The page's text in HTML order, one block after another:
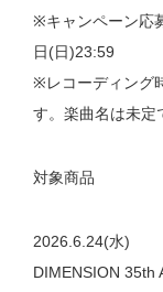
※キャンペーン応
日(日)23:59
※レコーディング
す。楽曲名は未定
対象商品
2026.6.24(水)
DIMENSION 35th